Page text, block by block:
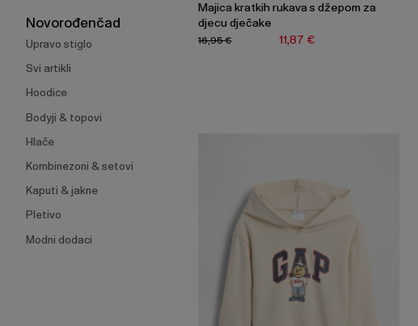
Novorođenčad
Upravo stiglo
Svi artikli
Hoodice
Bodyji & topovi
Hlače
Kombinezoni & setovi
Kaputi & jakne
Pletivo
Modni dodaci
Majica kratkih rukava s džepom za
djecu dječake
11,87 €
16,95 €